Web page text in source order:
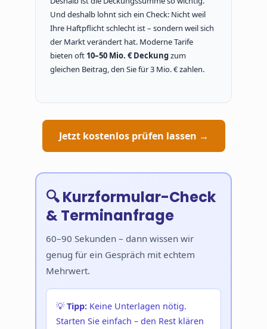
Und deshalb lohnt sich ein Check: Nicht weil
Ihre Haftpflicht schlecht ist – sondern weil sich
der Markt verändert hat. Moderne Tarife
bieten oft 10–50 Mio. € Deckungzum
gleichen Beitrag, den Sie für 3 Mio. € zahlen.
Jetzt kostenlos prüfen lassen →
🔍 Kurzformular-Check
& Terminanfrage
60–90 Sekunden – dann wissen wir
genug für ein Gespräch mit echtem
Mehrwert.
💡Tipp: Keine Unterlagen nötig.
Starten Sie einfach – den Rest klären